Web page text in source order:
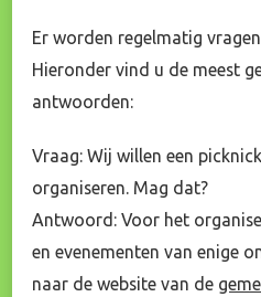
Er worden regelmatig
Hieronder vind u de meest
antwoorden:
Vraag: Wij willen een
organiseren. Mag dat?
Antwoord: Voor het
en evenementen van enige
naar de website van de